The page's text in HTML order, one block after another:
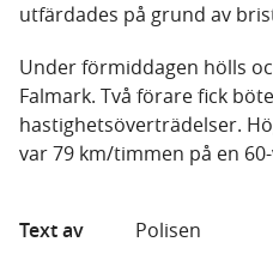
utfärdades på grund av
Under förmiddagen hölls
Falmark. Två förare fick
hastighetsöverträdelser.
var 79 km/timmen på en
Text av
Polisen